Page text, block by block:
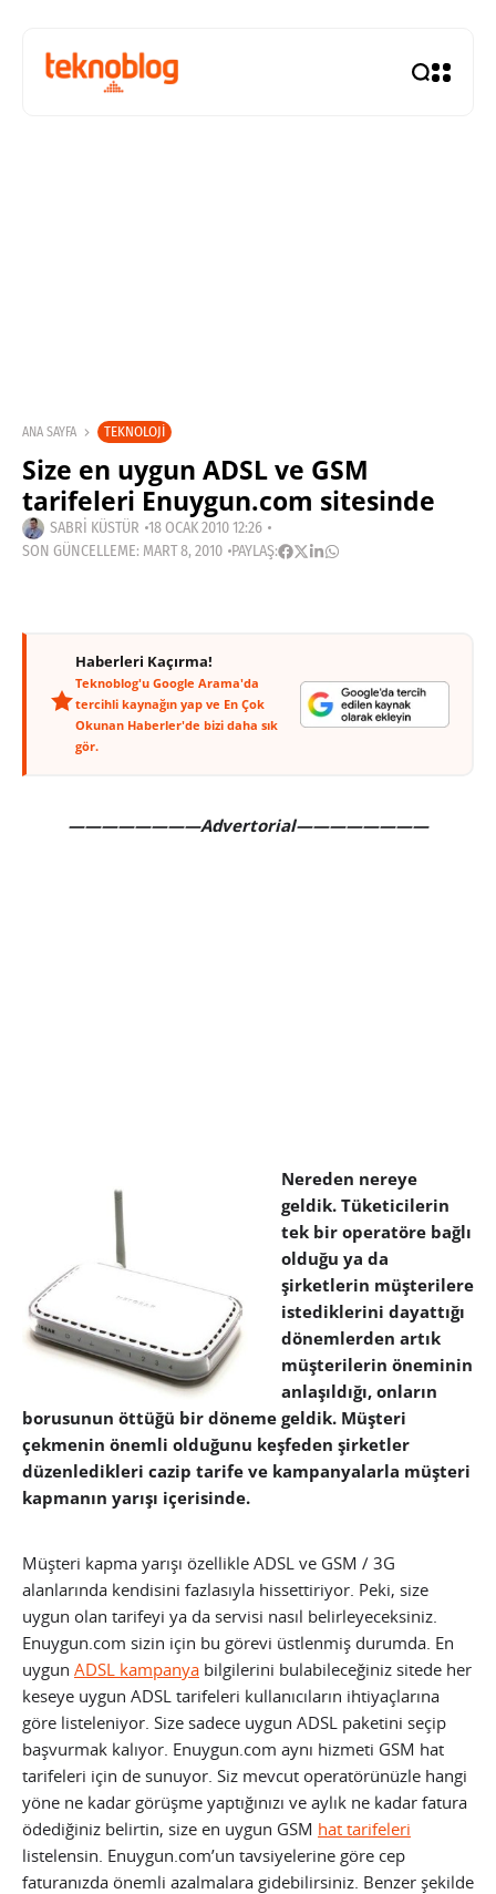
ANA SAYFA TEKNOLOJI
Size en uygun ADSL ve GSM
tarifeleri Enuygun.com sitesinde
SABRI KÜSTÜR 18 OCAK 2010 12:26
SON GÜNCELLEME: MART 8, 2010 PAYLAŞ:
Haberleri Kaçırma!
Teknoblog'u Google Arama'da
tercihli kaynağın yap ve En Çok
Okunan Haberler'de bizi daha sık
gör.
————————Advertorial————————
Nereden nereye
geldik. Tüketicilerin
tek bir operatöre bağlı
olduğu ya da
şirketlerin müşterilere
istediklerini dayattığı
dönemlerden artık
müşterilerin öneminin
anlaşıldığı, onların
borusunun öttüğü bir döneme geldik. Müşteri
çekmenin önemli olduğunu keşfeden şirketler
düzenledikleri cazip tarife ve kampanyalarla müşteri
kapmanın yarışı içerisinde.
Müşteri kapma yarışı özellikle ADSL ve GSM / 3G
alanlarında kendisini fazlasıyla hissettiriyor. Peki, size
uygun olan tarifeyi ya da servisi nasıl belirleyeceksiniz.
Enuygun.com sizin için bu görevi üstlenmiş durumda. En
uygun ADSL kampanya bilgilerini bulabileceğiniz sitede her
keseye uygun ADSL tarifeleri kullanıcıların ihtiyaçlarına
göre listeleniyor. Size sadece uygun ADSL paketini seçip
başvurmak kalıyor. Enuygun.com aynı hizmeti GSM hat
tarifeleri için de sunuyor. Siz mevcut operatörünüzle hangi
yöne ne kadar görüşme yaptığınızı ve aylık ne kadar fatura
ödediğiniz belirtin, size en uygun GSM hat tarifeleri
listelensin. Enuygun.com’un tavsiyelerine göre cep
faturanızda önemli azalmalara gidebilirsiniz. Benzer şekilde